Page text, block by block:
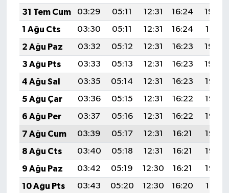
31 Tem Cum
03:29 05:11 12:31 16:24
19:42
1 Ağu Cts
03:30 05:11 12:31 16:24
19:41
2 Ağu Paz
03:32 05:12 12:31 16:23
19:40
3 Ağu Pts
03:33 05:13 12:31 16:23
19:39
4 Ağu Sal
03:35 05:14 12:31 16:23
19:38
5 Ağu Çar
03:36 05:15 12:31 16:22
19:37
6 Ağu Per
03:37 05:16 12:31 16:22
19:36
7 Ağu Cum
03:39 05:17 12:31 16:21
19:35
8 Ağu Cts
03:40 05:18 12:31 16:21
19:33
9 Ağu Paz
03:42 05:19 12:30 16:21
19:32
10 Ağu Pts
03:43 05:20 12:30 16:20
19:31